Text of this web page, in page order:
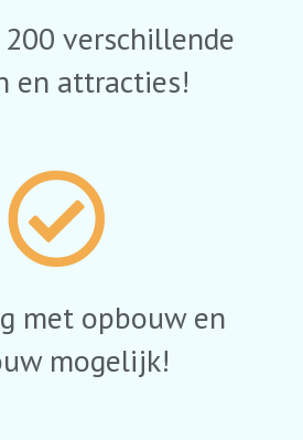
verschillende
en attracties!
met opbouw en
mogelijk!